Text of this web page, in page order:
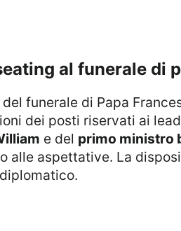
al funerale
dei posti riservati ai
e del primo ministro
alle aspettative. La